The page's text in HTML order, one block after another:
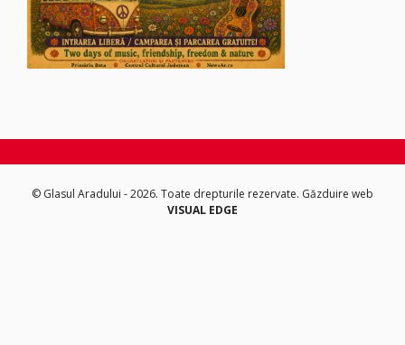
© Glasul Aradului - 2026. Toate drepturile rezervate. Găzduire web
VISUAL EDGE